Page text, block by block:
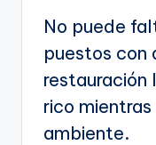
No puede
puestos con
restauración
rico
ambiente.